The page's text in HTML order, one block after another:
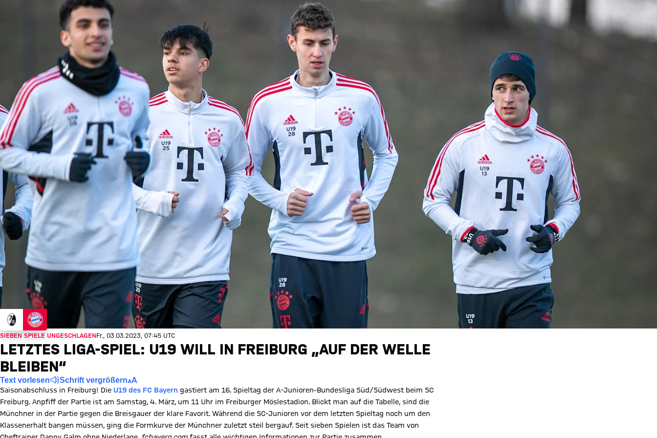
SIEBEN SPIELE UNGESCHLAGENFr., 03.03.2023, 07:45 UTC
LETZTES LIGA-SPIEL: U19 WILL IN FREIBURG „AUF DER WELLE
BLEIBEN“
Text vorlesen Schrift vergrößern
Saisonabschluss in Freiburg! Die U19 des FC Bayern gastiert am 16. Spieltag der A-Junioren-Bundesliga Süd/Südwest beim SC
Freiburg. Anpfiff der Partie ist am Samstag, 4. März, um 11 Uhr im Freiburger Möslestadion. Blickt man auf die Tabelle, sind die
Münchner in der Partie gegen die Breisgauer der klare Favorit. Während die SC-Junioren vor dem letzten Spieltag noch um den
Klassenerhalt bangen müssen, ging die Formkurve der Münchner zuletzt steil bergauf. Seit sieben Spielen ist das Team von